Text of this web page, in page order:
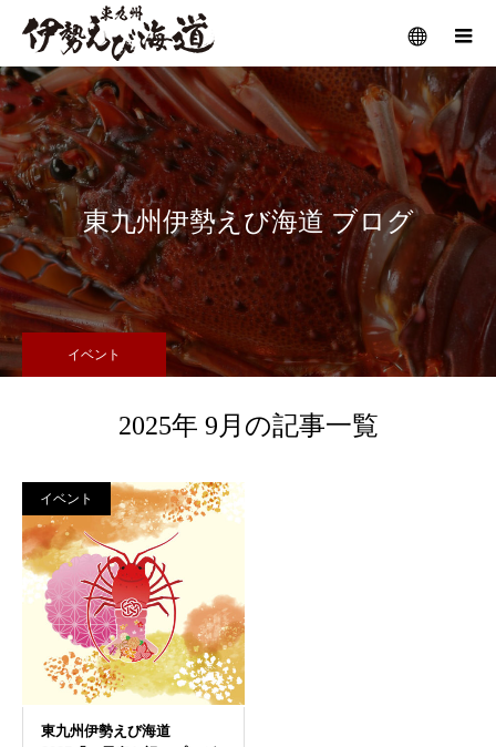
メニュー
東九州伊勢えび海道 ブログ
イベント
2025年 9月の記事一覧
イベント